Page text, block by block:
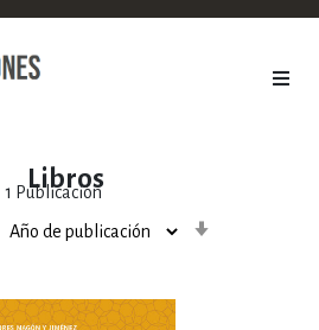
Libros
1 Publicación